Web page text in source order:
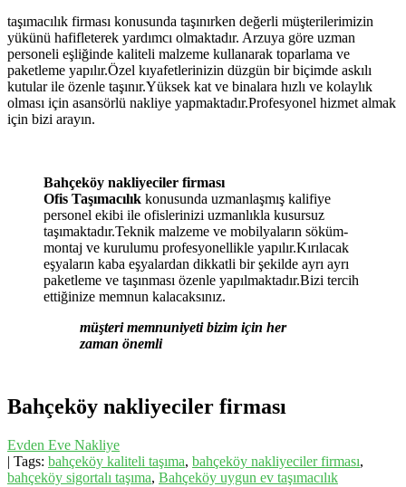
taşımacılık firması konusunda taşınırken değerli müşterilerimizin
yükünü hafifleterek yardımcı olmaktadır. Arzuya göre uzman
personeli eşliğinde kaliteli malzeme kullanarak toparlama ve
paketleme yapılır.Özel kıyafetlerinizin düzgün bir biçimde askılı
kutular ile özenle taşınır.Yüksek kat ve binalara hızlı ve kolaylık
olması için asansörlü nakliye yapmaktadır.Profesyonel hizmet almak
için bizi arayın.
Bahçeköy nakliyeciler firması
Ofis Taşımacılık konusunda uzmanlaşmış kalifiye
personel ekibi ile ofislerinizi uzmanlıkla kusursuz
taşımaktadır.Teknik malzeme ve mobilyaların söküm-
montaj ve kurulumu profesyonellikle yapılır.Kırılacak
eşyaların kaba eşyalardan dikkatli bir şekilde ayrı ayrı
paketleme ve taşınması özenle yapılmaktadır.Bizi tercih
ettiğinize memnun kalacaksınız.
müşteri memnuniyeti bizim için her
zaman önemli
Bahçeköy nakliyeciler firması
Evden Eve Nakliye
| Tags: bahçeköy kaliteli taşıma, bahçeköy nakliyeciler firması,
bahçeköy sigortalı taşıma, Bahçeköy uygun ev taşımacılık